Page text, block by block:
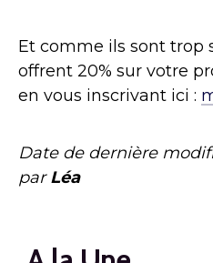
Et comme ils sont trop
offrent 20% sur votre
en vous inscrivant ici :
Date de dernière
parLéa